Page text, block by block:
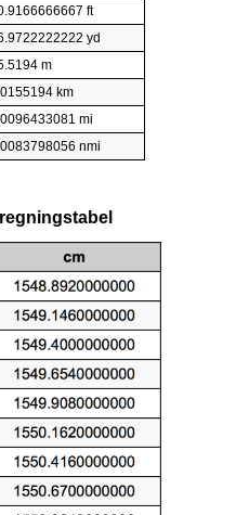
ft
yd
m
km
mi
nmi